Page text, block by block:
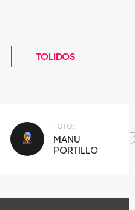
TOLIDOS
FOTO:
MANU
PORTILLO